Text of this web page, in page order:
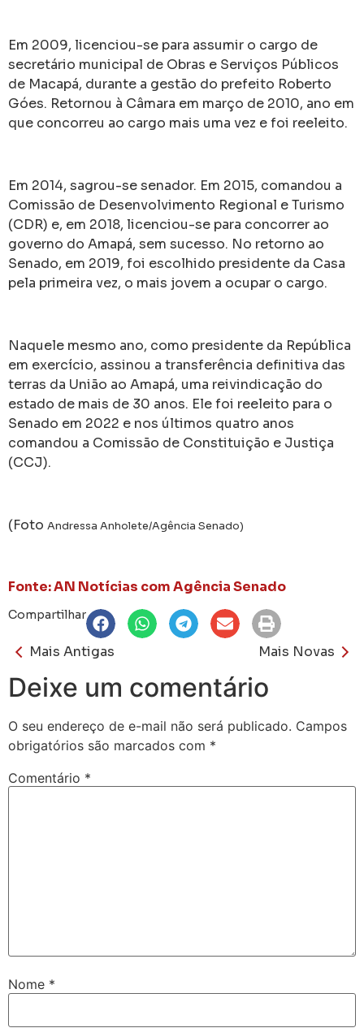
Em 2009, licenciou-se para assumir o cargo de
secretário municipal de Obras e Serviços Públicos
de Macapá, durante a gestão do prefeito Roberto
Góes. Retornou à Câmara em março de 2010, ano em
que concorreu ao cargo mais uma vez e foi reeleito.
Em 2014, sagrou-se senador. Em 2015, comandou a
Comissão de Desenvolvimento Regional e Turismo
(CDR) e, em 2018, licenciou-se para concorrer ao
governo do Amapá, sem sucesso. No retorno ao
Senado, em 2019, foi escolhido presidente da Casa
pela primeira vez, o mais jovem a ocupar o cargo.
Naquele mesmo ano, como presidente da República
em exercício, assinou a transferência definitiva das
terras da União ao Amapá, uma reivindicação do
estado de mais de 30 anos. Ele foi reeleito para o
Senado em 2022 e nos últimos quatro anos
comandou a Comissão de Constituição e Justiça
(CCJ).
(Foto Andressa Anholete/Agência Senado)
Fonte: AN Notícias com Agência Senado
Compartilhar
Mais Antigas Mais Novas
Deixe um comentário
O seu endereço de e-mail não será publicado. Campos
obrigatórios são marcados com *
Comentário *
Nome *